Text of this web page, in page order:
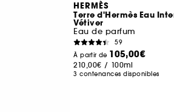
HERMÈS
Terre d'Hermès Eau
Vétiver
Eau de parfum
59
À partir de 105,00€
210,00€ / 100ml
3 contenances disponibles